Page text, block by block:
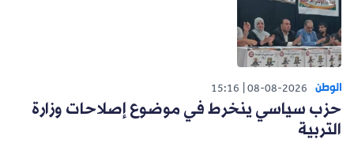
الوطن 08-08-2026
15:16
حزب سياسي ينخرط في موضوع إصلاحات وزارة
التربية